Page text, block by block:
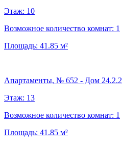
Этаж: 10
Возможное количество комнат: 1
Площадь: 41.85 м²
Апартаменты, № 652 - Дом 24.2.2
Этаж: 13
Возможное количество комнат: 1
Площадь: 41.85 м²